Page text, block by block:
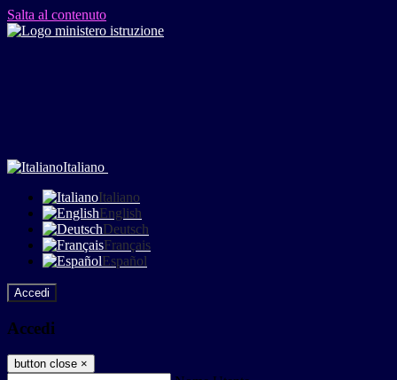
Salta al contenuto
Italiano
Italiano
English
Deutsch
Français
Español
Accedi
Accedi
button close ×